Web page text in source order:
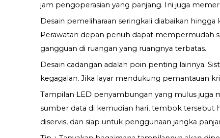
jam pengoperasian yang panjang. Ini juga
Desain pemeliharaan seringkali diabaikan
Perawatan depan penuh dapat mempermudah
gangguan di ruangan yang ruangnya terbatas.
Desain cadangan adalah poin penting lainnya.
kegagalan. Jika layar mendukung pemantauan
Tampilan LED penyambungan yang mulus juga
sumber data di kemudian hari, tembok tersebut
diservis, dan siap untuk penggunaan jangka